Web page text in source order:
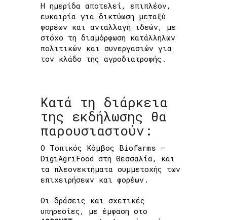
Η ημερίδα αποτελεί, επιπλέον,
ευκαιρία για δικτύωση μεταξύ
φορέων και ανταλλαγή ιδεών, με
στόχο τη διαμόρφωση κατάλληλων
πολιτικών και συνεργασιών για
τον κλάδο της αγροδιατροφής.
Κατά τη διάρκεια
της εκδήλωσης θα
παρουσιαστούν:
Ο Τοπικός Κόμβος Biofarms –
DigiAgriFood στη Θεσσαλία, και
τα πλεονεκτήματα συμμετοχής των
επιχειρήσεων και φορέων.
Οι δράσεις και σχετικές
υπηρεσίες, με έμφαση στο